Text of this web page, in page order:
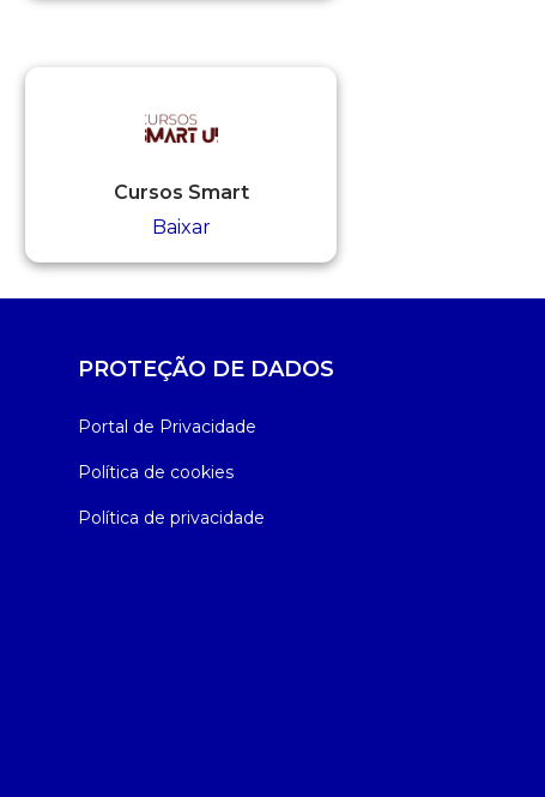
Cursos Smart
Baixar
PROTEÇÃO DE DADOS
Portal de Privacidade
Política de cookies
Política de privacidade